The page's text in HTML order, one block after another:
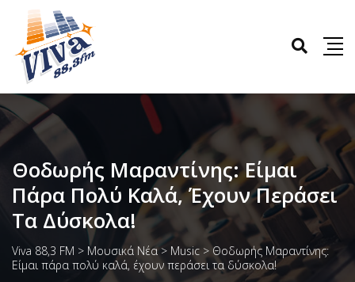
Θοδωρής Μαραντίνης: Είμαι
Πάρα Πολύ Καλά, Έχουν Περάσει
Τα Δύσκολα!
Viva 88,3 FM > Μουσικά Νέα > Music > Θοδωρής Μαραντίνης:
Είμαι πάρα πολύ καλά, έχουν περάσει τα δύσκολα!